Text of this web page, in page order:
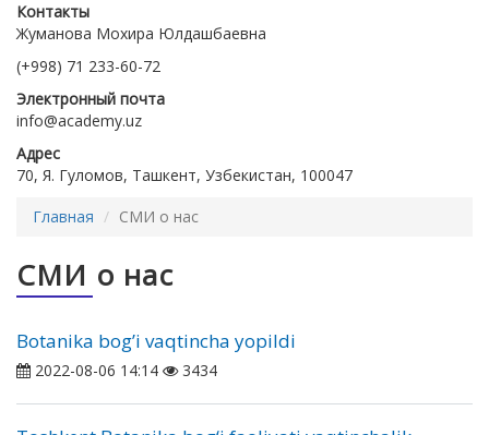
Контакты
Жуманова Мохира Юлдашбаевна
(+998) 71 233-60-72
Электронный почта
info@academy.uz
Адрес
70, Я. Гуломов, Ташкент, Узбекистан, 100047
Главная
СМИ о нас
СМИ о нас
Botanika bogʼi vaqtincha yopildi
2022-08-06 14:14 3434